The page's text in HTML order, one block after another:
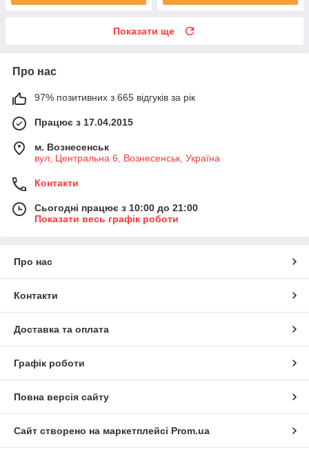
Показати ще
Про нас
97% позитивних з 665 відгуків за рік
Працює з 17.04.2015
м. Вознесенськ
вул, Центральна 6, Вознесенськ, Україна
Контакти
Сьогодні працює з 10:00 до 21:00
Показати весь графік роботи
Про нас
Контакти
Доставка та оплата
Графік роботи
Повна версія сайту
Сайт створено на маркетплейсі Prom.ua